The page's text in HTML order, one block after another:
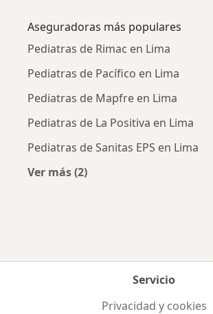
Aseguradoras más populares
Pediatras de Rimac en Lima
Pediatras de Pacífico en Lima
Pediatras de Mapfre en Lima
Pediatras de La Positiva en Lima
Pediatras de Sanitas EPS en Lima
Ver más (2)
Servicio
Privacidad y cookies